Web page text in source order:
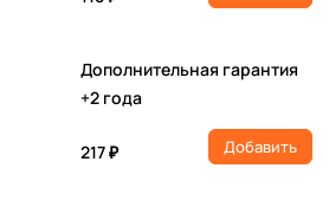
Дополнительная гарантия
+2 года
217 ₽ Добавить